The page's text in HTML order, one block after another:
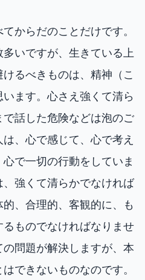
からだのことだけです。
いですが、生きている上
るべきものは、精神（こ
ます。心さえ強くて清ら
話した危険などは泡のご
、心で感じて、心で考え
で一切の行動をしていま
強くて清らかでなければ
、合理的、客観的に、も
ものでなければなりませ
問題が解決しますが、本
できないものなのです。